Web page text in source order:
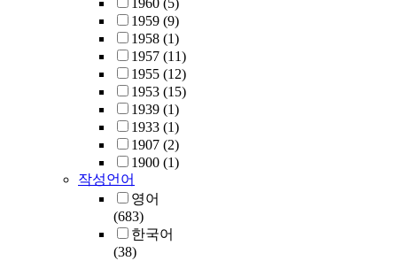
1960 (5)
1959 (9)
1958 (1)
1957 (11)
1955 (12)
1953 (15)
1939 (1)
1933 (1)
1907 (2)
1900 (1)
작성언어
영어
(683)
한국어
(38)